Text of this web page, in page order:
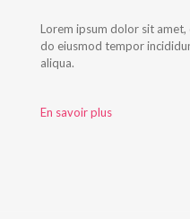
Lorem ipsum dolor sit
do eiusmod tempor
aliqua.
En savoir plus